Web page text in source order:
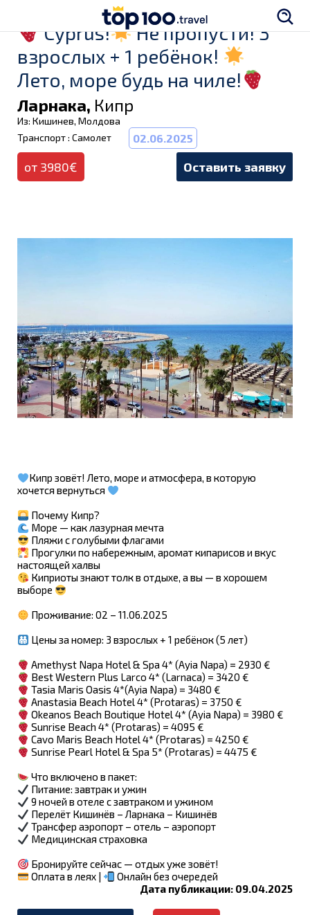
Cyprus!
Не пропусти! 3
взрослых + 1 ребёнок!
Лето, море будь на чиле!
Ларнака, Кипр
Из: Кишинев, Молдова
Транспорт : Самолет
02.06.2025
от 3980€ Оставить заявку
Кипр зовёт! Лето, море и атмосфера, в которую
хочется вернуться
Почему Кипр?
Море — как лазурная мечта
Пляжи с голубыми флагами
Прогулки по набережным, аромат кипарисов и вкус
настоящей халвы
Киприоты знают толк в отдыхе, а вы — в хорошем
выборе
Проживание: 02 – 11.06.2025
Цены за номер: 3 взрослых + 1 ребёнок (5 лет)
Amethyst Napa Hotel & Spa 4* (Ayia Napa) = 2930 €
Best Western Plus Larco 4* (Larnaca) = 3420 €
Tasia Maris Oasis 4*(Ayia Napa) = 3480 €
Anastasia Beach Hotel 4* (Protaras) = 3750 €
Okeanos Beach Boutique Hotel 4* (Ayia Napa) = 3980 €
Sunrise Beach 4* (Protaras) = 4095 €
Cavo Maris Beach Hotel 4* (Protaras) = 4250 €
Sunrise Pearl Hotel & Spa 5* (Protaras) = 4475 €
Что включено в пакет:
Питание: завтрак и ужин
9 ночей в отеле с завтраком и ужином
Перелёт Кишинёв – Ларнака – Кишинёв
Трансфер аэропорт – отель – аэропорт
Медицинская страховка
Бронируйте сейчас — отдых уже зовёт!
Оплата в леях |
Онлайн без очередей
Дата публикации: 09.04.2025